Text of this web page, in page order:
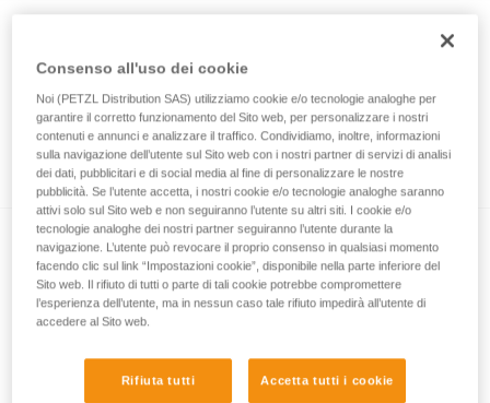
La cosa più importante sui moschettoni
Esempi di sollecitazioni pericolose dei
moschettoni.
Consenso all'uso dei cookie
Noi (PETZL Distribution SAS) utilizziamo cookie e/o tecnologie analoghe per
garantire il corretto funzionamento del Sito web, per personalizzare i nostri
contenuti e annunci e analizzare il traffico. Condividiamo, inoltre, informazioni
sulla navigazione dell’utente sul Sito web con i nostri partner di servizi di analisi
dei dati, pubblicitari e di social media al fine di personalizzare le nostre
pubblicità. Se l’utente accetta, i nostri cookie e/o tecnologie analoghe saranno
attivi solo sul Sito web e non seguiranno l’utente su altri siti. I cookie e/o
tecnologie analoghe dei nostri partner seguiranno l’utente durante la
navigazione. L’utente può revocare il proprio consenso in qualsiasi momento
facendo clic sul link “Impostazioni cookie”, disponibile nella parte inferiore del
Sito web. Il rifiuto di tutti o parte di tali cookie potrebbe compromettere
l’esperienza dell’utente, ma in nessun caso tale rifiuto impedirà all’utente di
accedere al Sito web.
Rifiuta tutti Accetta tutti i cookie